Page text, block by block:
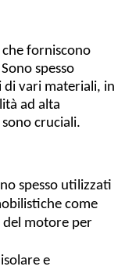
forniscono
spesso
vari materiali, in
ad alta
cruciali.
spesso utilizzati
come
del motore per
e